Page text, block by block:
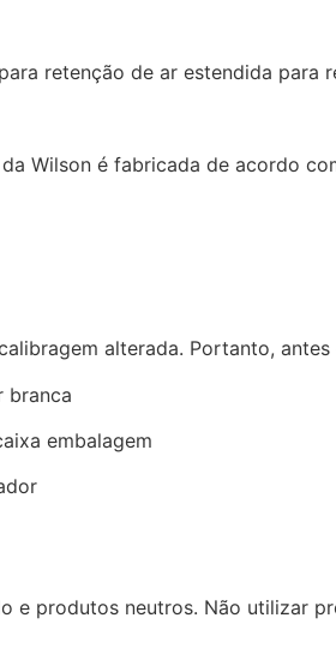
retenção de ar estendida para
Wilson é fabricada de acordo
alterada. Portanto,
branca
embalagem
e produtos neutros. Não utilizar